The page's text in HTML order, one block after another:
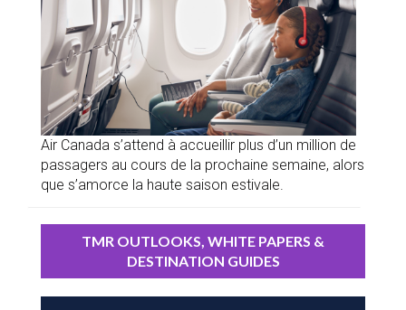
Air Canada s’attend à accueillir plus d’un million de
passagers au cours de la prochaine semaine, alors
que s’amorce la haute saison estivale.
TMR OUTLOOKS, WHITE PAPERS &
DESTINATION GUIDES